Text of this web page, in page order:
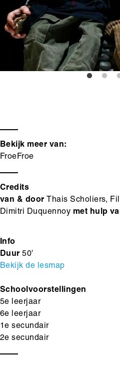
Bekijk meer van:
FroeFroe
Credits
van & door Thais Scholiers,
Dimitri Duquennoy met hulp
Info
Duur 50'
Bekijk de lesmap
Schoolvoorstellingen
5e leerjaar
6e leerjaar
1e secundair
2e secundair